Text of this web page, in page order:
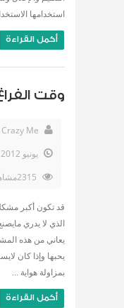
استخدامها
أكمل القراءة
وقت
Crazy Me
يونيو 4th, 2012
قد تكون أكبر
الذي لا يدري
يعاني من هذه
يحبها وإذا كان
بمزاولة هواية ...
أكمل القراءة